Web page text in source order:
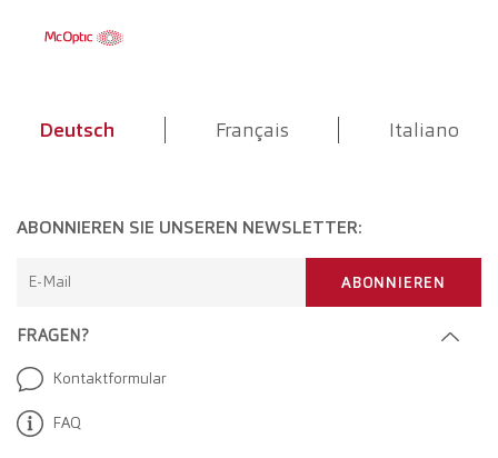
Deutsch Français Italiano
FRAGEN?
Kontaktformular
FAQ
ABONNIEREN SIE UNSEREN NEWSLETTER:
E-Mail ABONNIEREN